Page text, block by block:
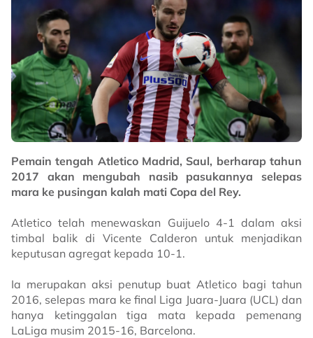
Pemain tengah Atletico Madrid, Saul, berharap tahun
2017 akan mengubah nasib pasukannya selepas
mara ke pusingan kalah mati Copa del Rey.
Atletico telah menewaskan Guijuelo 4-1 dalam aksi
timbal balik di Vicente Calderon untuk menjadikan
keputusan agregat kepada 10-1.
Ia merupakan aksi penutup buat Atletico bagi tahun
2016, selepas mara ke final Liga Juara-Juara (UCL) dan
hanya ketinggalan tiga mata kepada pemenang
LaLiga musim 2015-16, Barcelona.